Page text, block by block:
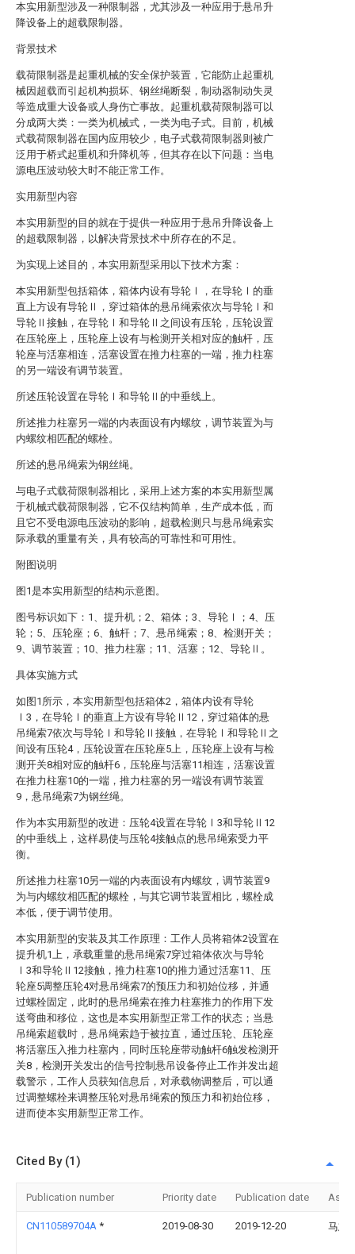
本实用新型涉及一种限制器，尤其涉及一种应用于悬吊升
降设备上的超载限制器。
背景技术
载荷限制器是起重机械的安全保护装置，它能防止起重机
械因超载而引起机构损坏、钢丝绳断裂，制动器制动失灵
等造成重大设备或人身伤亡事故。起重机载荷限制器可以
分成两大类：一类为机械式，一类为电子式。目前，机械
式载荷限制器在国内应用较少，电子式载荷限制器则被广
泛用于桥式起重机和升降机等，但其存在以下问题：当电
源电压波动较大时不能正常工作。
实用新型内容
本实用新型的目的就在于提供一种应用于悬吊升降设备上
的超载限制器，以解决背景技术中所存在的不足。
为实现上述目的，本实用新型采用以下技术方案：
本实用新型包括箱体，箱体内设有导轮Ⅰ，在导轮Ⅰ的垂
直上方设有导轮Ⅱ，穿过箱体的悬吊绳索依次与导轮Ⅰ和
导轮Ⅱ接触，在导轮Ⅰ和导轮Ⅱ之间设有压轮，压轮设置
在压轮座上，压轮座上设有与检测开关相对应的触杆，压
轮座与活塞相连，活塞设置在推力柱塞的一端，推力柱塞
的另一端设有调节装置。
所述压轮设置在导轮Ⅰ和导轮Ⅱ的中垂线上。
所述推力柱塞另一端的内表面设有内螺纹，调节装置为与
内螺纹相匹配的螺栓。
所述的悬吊绳索为钢丝绳。
与电子式载荷限制器相比，采用上述方案的本实用新型属
于机械式载荷限制器，它不仅结构简单，生产成本低，而
且它不受电源电压波动的影响，超载检测只与悬吊绳索实
际承载的重量有关，具有较高的可靠性和可用性。
附图说明
图1是本实用新型的结构示意图。
图号标识如下：1、提升机；2、箱体；3、导轮Ⅰ；4、压
轮；5、压轮座；6、触杆；7、悬吊绳索；8、检测开关；
9、调节装置；10、推力柱塞；11、活塞；12、导轮Ⅱ。
具体实施方式
如图1所示，本实用新型包括箱体2，箱体内设有导轮
Ⅰ3，在导轮Ⅰ的垂直上方设有导轮Ⅱ12，穿过箱体的悬
吊绳索7依次与导轮Ⅰ和导轮Ⅱ接触，在导轮Ⅰ和导轮Ⅱ之
间设有压轮4，压轮设置在压轮座5上，压轮座上设有与检
测开关8相对应的触杆6，压轮座与活塞11相连，活塞设置
在推力柱塞10的一端，推力柱塞的另一端设有调节装置
9，悬吊绳索7为钢丝绳。
作为本实用新型的改进：压轮4设置在导轮Ⅰ3和导轮Ⅱ12
的中垂线上，这样易使与压轮4接触点的悬吊绳索受力平
衡。
所述推力柱塞10另一端的内表面设有内螺纹，调节装置9
为与内螺纹相匹配的螺栓，与其它调节装置相比，螺栓成
本低，便于调节使用。
本实用新型的安装及其工作原理：工作人员将箱体2设置在
提升机1上，承载重量的悬吊绳索7穿过箱体依次与导轮
Ⅰ3和导轮Ⅱ12接触，推力柱塞10的推力通过活塞11、压
轮座5调整压轮4对悬吊绳索7的预压力和初始位移，并通
过螺栓固定，此时的悬吊绳索在推力柱塞推力的作用下发
送弯曲和移位，这也是本实用新型正常工作的状态；当悬
吊绳索超载时，悬吊绳索趋于被拉直，通过压轮、压轮座
将活塞压入推力柱塞内，同时压轮座带动触杆6触发检测开
关8，检测开关发出的信号控制悬吊设备停止工作并发出超
载警示，工作人员获知信息后，对承载物调整后，可以通
过调整螺栓来调整压轮对悬吊绳索的预压力和初始位移，
进而使本实用新型正常工作。
Cited By (1)
Publication number Priority date Publication date
CN110589704A * 2019-08-30 2019-12-20 马志